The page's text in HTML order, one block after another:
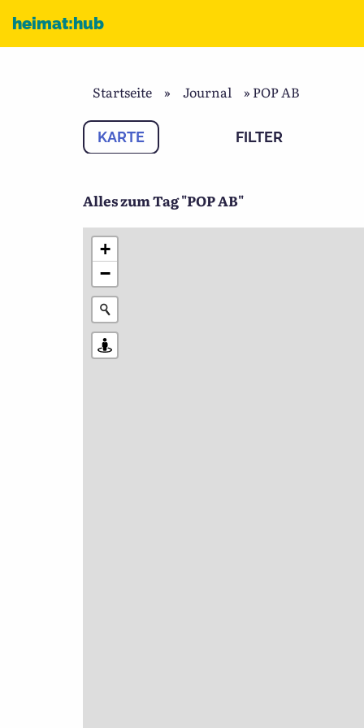
heimat:hub
Startseite » Journal » POP AB
KARTE FILTER
Alles zum Tag "POP AB"
+
−